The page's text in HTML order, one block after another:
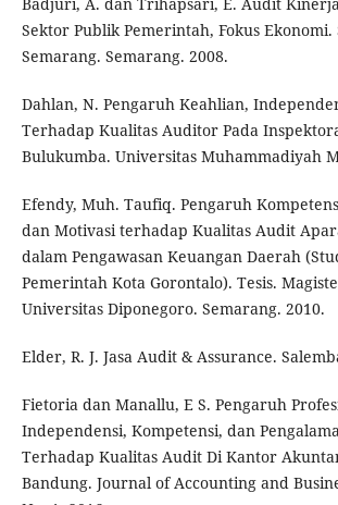
Sektor Publik Pemerintah, Fokus Ekonomi.
Semarang. Semarang. 2008.
Dahlan, N. Pengaruh Keahlian,
Terhadap Kualitas Auditor Pada
Bulukumba. Universitas Muhammadiyah
Efendy, Muh. Taufiq. Pengaruh
dan Motivasi terhadap Kualitas Audit
dalam Pengawasan Keuangan Daerah
Pemerintah Kota Gorontalo). Tesis.
Universitas Diponegoro. Semarang. 2010.
Elder, R. J. Jasa Audit & Assurance.
Fietoria dan Manallu, E S. Pengaruh
Independensi, Kompetensi, dan
Terhadap Kualitas Audit Di Kantor
Bandung. Journal of Accounting and